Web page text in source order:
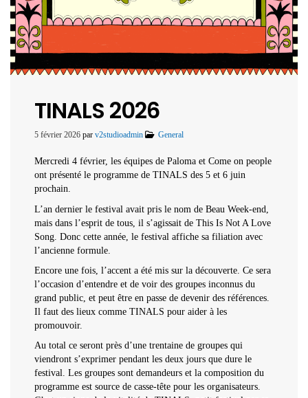
TINALS 2026
5 février 2026 par v2studioadmin General
Mercredi 4 février, les équipes de Paloma et Come on people
ont présenté le programme de TINALS des 5 et 6 juin
prochain.
L’an dernier le festival avait pris le nom de Beau Week-end,
mais dans l’esprit de tous, il s’agissait de This Is Not A Love
Song. Donc cette année, le festival affiche sa filiation avec
l’ancienne formule.
Encore une fois, l’accent a été mis sur la découverte. Ce sera
l’occasion d’entendre et de voir des groupes inconnus du
grand public, et peut être en passe de devenir des références.
Il faut des lieux comme TINALS pour aider à les
promouvoir.
Au total ce seront près d’une trentaine de groupes qui
viendront s’exprimer pendant les deux jours que dure le
festival. Les groupes sont demandeurs et la composition du
programme est source de casse-tête pour les organisateurs.